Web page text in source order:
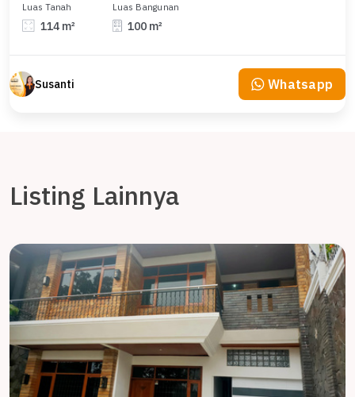
Luas Tanah
114 m²
Luas Bangunan
100 m²
Susanti Whatsapp
Listing Lainnya